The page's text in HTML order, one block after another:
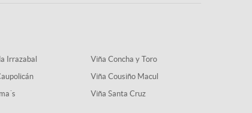
Irrazabal
Viña Concha y Toro
Viña Cousiño Macul
Viña Santa Cruz